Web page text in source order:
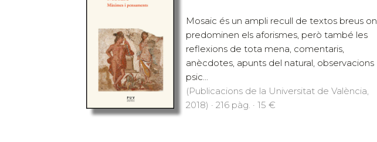
Mosaic és un ampli recull de textos breus on
predominen els aforismes, però també les
reflexions de tota mena, comentaris,
anècdotes, apunts del natural, observacions
psic...
(Publicacions de la Universitat de València,
2018) · 216 pàg. · 15 €